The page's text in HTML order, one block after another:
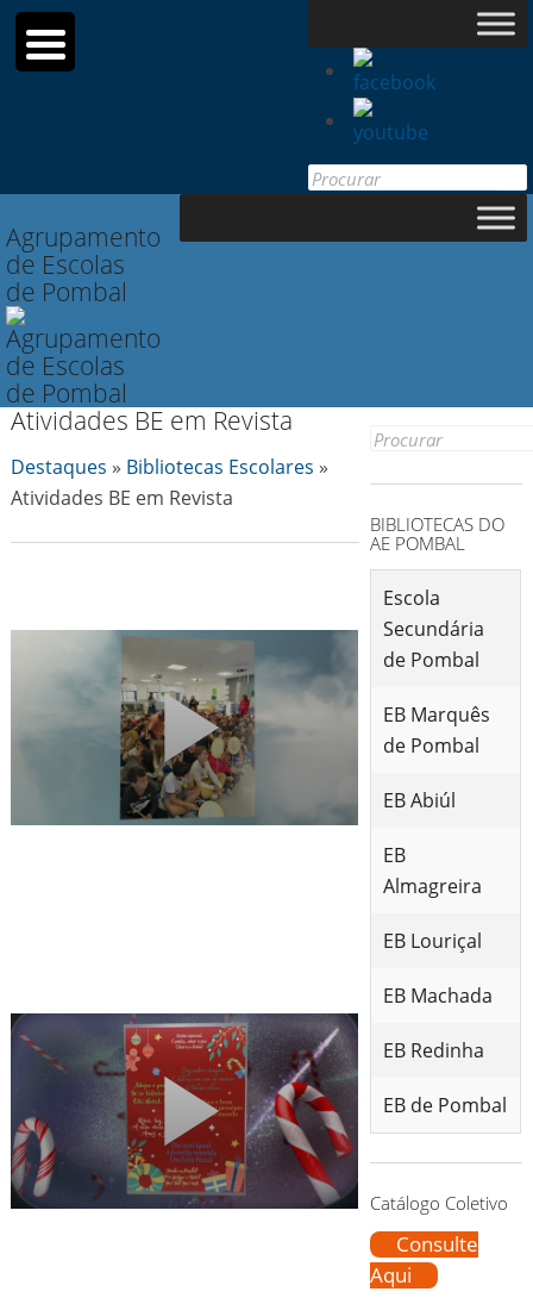
Search
Agrupamento
de Escolas
de Pombal
Atividades BE em Revista
Destaques » Bibliotecas Escolares »
Atividades BE em Revista
Search
BIBLIOTECAS DO
AE POMBAL
Escola
Secundária
de Pombal
EB Marquês
de Pombal
EB Abiúl
EB
Almagreira
EB Louriçal
EB Machada
EB Redinha
EB de Pombal
Catálogo Coletivo
Consulte
Aqui